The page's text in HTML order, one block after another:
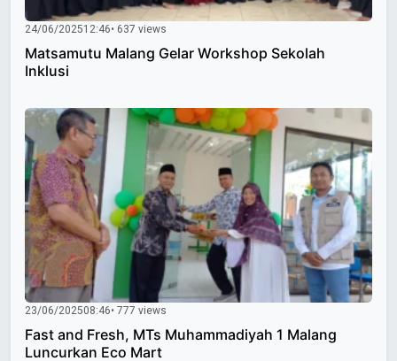
24/06/202512:46• 637 views
Matsamutu Malang Gelar Workshop Sekolah
Inklusi
23/06/202508:46• 777 views
Fast and Fresh, MTs Muhammadiyah 1 Malang
Luncurkan Eco Mart